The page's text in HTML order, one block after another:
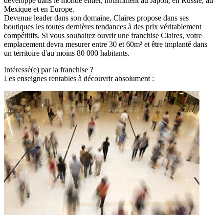
Mexique et en Europe.
Devenue leader dans son domaine, Claires propose dans ses
boutiques les toutes dernières tendances à des prix véritablement
compétitifs. Si vous souhaitez ouvrir une franchise Claires, votre
emplacement devra mesurer entre 30 et 60m² et être implanté dans
un territoire d'au moins 80 000 habitants.
Intéressé(e) par la franchise ?
Les enseignes rentables à découvrir absolument :